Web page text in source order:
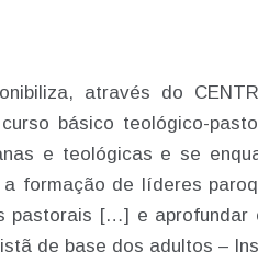
através do
curso básico teológico-
e teológicas e se
formação de líderes
pastorais […] e
de base dos adultos –